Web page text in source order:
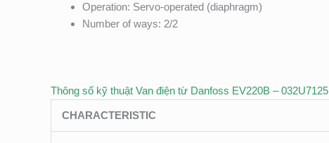
Operation: Servo-operated (diaphragm)
Number of ways: 2/2
Thông số kỹ thuật Van điện từ Danfoss EV220B – 032U7125
CHARACTERISTIC